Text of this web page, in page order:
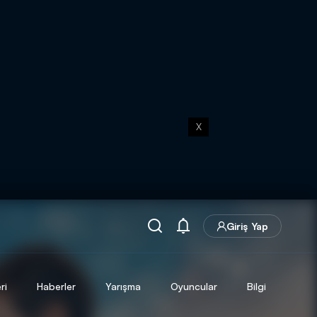
X
Giriş Yap
Haberler Yarışma Oyuncular Bilgi